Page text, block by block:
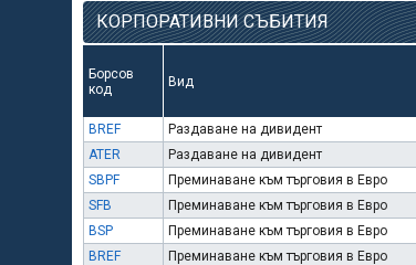
КОРПОРАТИВНИ СЪБИТИЯ
Борсов
код
Вид
BREF Раздаване на дивидент
ATER
Раздаване на дивидент
SBPF
Преминаване към търговия в Евро
SFB
Преминаване към търговия в Евро
BSP
Преминаване към търговия в Евро
BREF
Преминаване към търговия в Евро